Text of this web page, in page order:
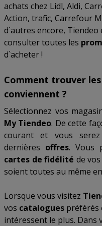
achats chez Lidl, Aldi,
Action, trafic, Carrefour
d`autres encore,
consulter toutes les
d`acheter !
Comment trouver
conviennent ?
Sélectionnez vos
My Tiendeo. De cette
courant et vous
dernières offres. Vous
cartes de fidélité de
soient toutes au même
Lorsque vous visitez
vos catalogues préférés
intéressent le plus. Dans